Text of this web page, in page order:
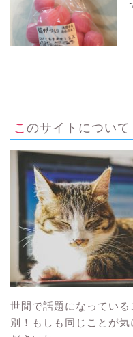
このサイトについて
世間で話題になってい
別！もしも同じことが